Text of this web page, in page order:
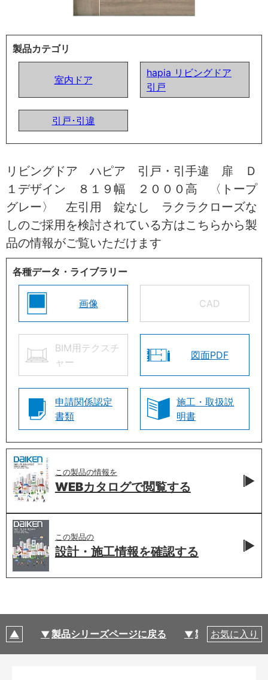
製品カテゴリ
室内ドア
hapia リビングドア
引戸
引戸･引違
リビングドア ハピア 引戸・引手違 扉 Ｄ
１デザイン ８１９幅 ２０００高 〈トープ
グレー〉 左引用 錠なし ラクラクローズな
しのご採用を検討されている方はこちらから製
品の情報がご覧いただけます
各種データ・ライブラリー
画像 CAD
BIM用テクスチ
ャー
図面PDF
申請関係認定
書類
施工・取扱説
明書
この製品の情報を
WEBカタログで閲覧する
この製品の
設計・施工情報を確認する
製品シリーズページに戻る 製品仕様
お気に入り